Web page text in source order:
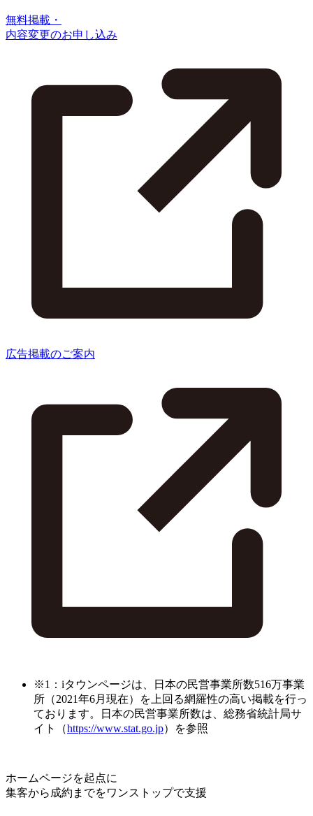
無料掲載・
内容変更のお申し込み
広告掲載のご案内
※1：iタウンページは、日本の民営事業所数516万事業
所（2021年6月現在）を上回る網羅性の高い掲載を行っ
ております。日本の民営事業所数は、総務省統計局サ
イト（https://www.stat.go.jp）を参照
ホームページを起点に
集客から成約までをワンストップで支援